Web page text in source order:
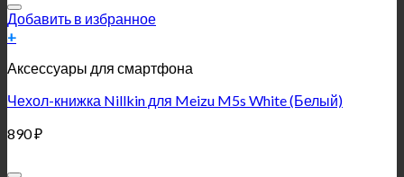
Добавить в избранное
+
Аксессуары для смартфона
Чехол-книжка Nillkin для Meizu M5s White (Белый)
890₽